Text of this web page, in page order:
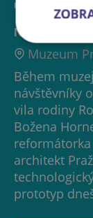
PROHLÍDKA
Noc v
Muzeum
Během
návštěvníky
vila rodiny
Božena
architekt
prototyp